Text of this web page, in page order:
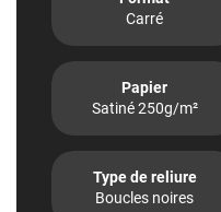
Carré
Papier
Satiné 250g/m²
Type de reliure
Boucles noires